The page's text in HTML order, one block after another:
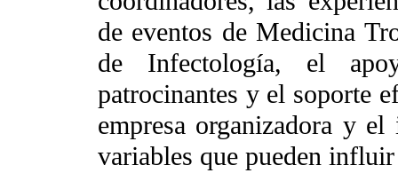
de eventos de Medicina
de Infectología, el
patrocinantes y el soporte
empresa organizadora y
variables que pueden